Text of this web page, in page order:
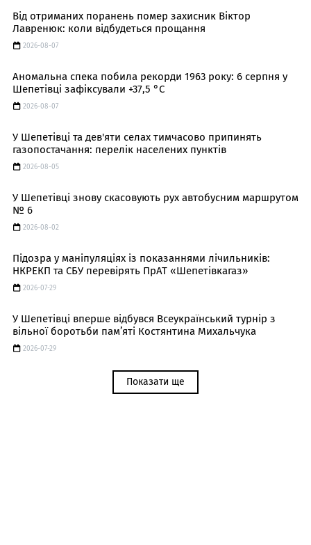
Від отриманих поранень помер захисник Віктор
Лавренюк: коли відбудеться прощання
2026-08-07
Аномальна спека побила рекорди 1963 року: 6 серпня у
Шепетівці зафіксували +37,5 °C
2026-08-07
У Шепетівці та дев'яти селах тимчасово припинять
газопостачання: перелік населених пунктів
2026-08-05
У Шепетівці знову скасовують рух автобусним маршрутом
№ 6
2026-08-02
Підозра у маніпуляціях із показаннями лічильників:
НКРЕКП та СБУ перевірять ПрАТ «Шепетівкагаз»
2026-07-29
У Шепетівці вперше відбувся Всеукраїнський турнір з
вільної боротьби пам’яті Костянтина Михальчука
2026-07-29
Показати ще